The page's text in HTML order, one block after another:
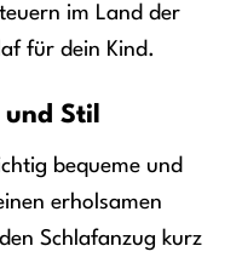
im Land der
für dein Kind.
Stil
bequeme und
erholsamen
Schlafanzug kurz